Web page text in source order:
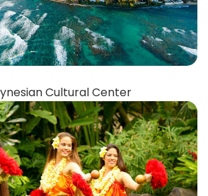
Cultural Center